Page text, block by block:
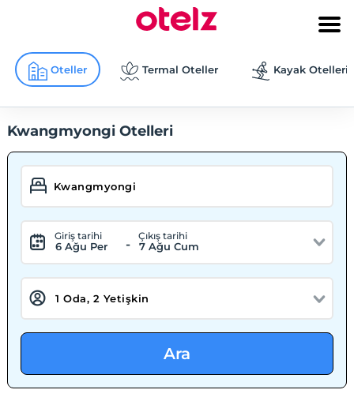
Oteller Termal Oteller Kayak Otelleri
Kwangmyongi Otelleri
Giriş tarihi
6 Ağu Per -
Çıkış tarihi
7 Ağu Cum
Ara